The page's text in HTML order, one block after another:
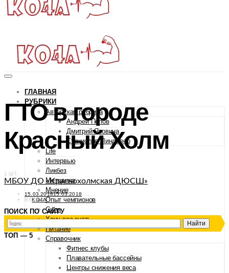
ГЛАВНАЯ
РУБРИКИ
Авторская рубрика
Андрей Попов
Дмитрий Яковина
Станислав Линдовер
Life
Интервью
Ликбез
Методика
Мнение
Опыт чемпионов
Сила
Хочу все знать
Питание
Справочник
Фитнес клубы
Плавательные бассейны
Центры снижения веса
ГТО в городе
Красный Холм
1 ШТ.
МБОУ ДО «Краснохолмская ДЮСШ»
POSTED
ON
15.03.201815.03.2018
BYKO4A
ПОИСК ПО САЙТУ
ТОП — 5